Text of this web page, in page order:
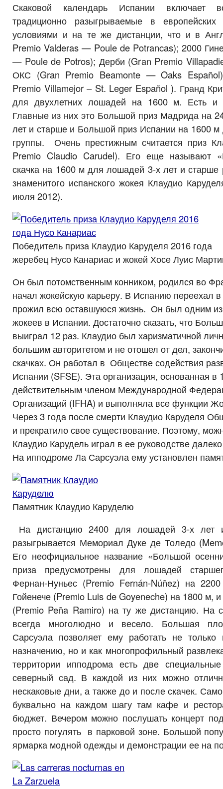
Скаковой календарь Испании включает
традиционно разыгрываемые в
условиями и на те же дистанции, что и в
Premio Valderas — Poule de Potrancas); 2000
— Poule de Potros); Дерби (Gran Premio
ОКС (Gran Premio Beamonte — Oaks
Premio Villamejor – St. Leger Español ). Гранд
для двухлетних лошадей на 1600 м. Есть и
Главные из них это Большой приз Мадрида на
лет и старше и Большой приз Испании на 1600 м
группы. Очень престижным считается приз
Premio Claudio Carudel). Его еще называют
скачка на 1600 м для лошадей 3-х лет и старше
знаменитого испанского жокея Клаудио
июля 2012).
Победитель приза Клаудио Каруделя 2016 года
жеребец Нусо Канариас и жокей Хосе Луис
Он был потомственным конником, родился во
начал жокейскую карьеру. В Испанию переехал в
прожил всю оставшуюся жизнь. Он был одним
жокеев в Испании. Достаточно сказать, что
выиграл 12 раз. Клаудио был харизматичной
большим авторитетом и не отошел от дел,
скачках. Он работал в Обществе содействия
Испании (SFSE). Эта организация, основанная в
действительным членом Международной
Организаций (IFHA) и выполняла все функции
Через 3 года после смерти Клаудио Каруделя
и прекратило свое существование. Поэтому,
Клаудио Карудель играл в ее руководстве
На ипподроме Ла Сарсуэла ему установлен
Памятник Клаудио Каруделю
На дистанцию 2400 для лошадей 3-х лет
разыгрывается Мемориал Дуке де Толедо
Его неофициальное название «Большой
приза предусмотрены для лошадей
Фернан-Нуньес (Premio Fernán-Núñez) на
Гойенече (Premio Luis de Goyeneche) на 1800 м,
(Premio Peña Ramiro) на ту же дистанцию. На
всегда многолюдно и весело. Большая
Сарсуэла позволяет ему работать не
назначению, но и как многопрофильный
территории ипподрома есть две
северный сад. В каждой из них можно
нескаковые дни, а также до и после скачек.
буквально на каждом шагу там кафе и
бюджет. Вечером можно послушать концерт
просто погулять в парковой зоне. Большой
ярмарка модной одежды и демонстрации ее на